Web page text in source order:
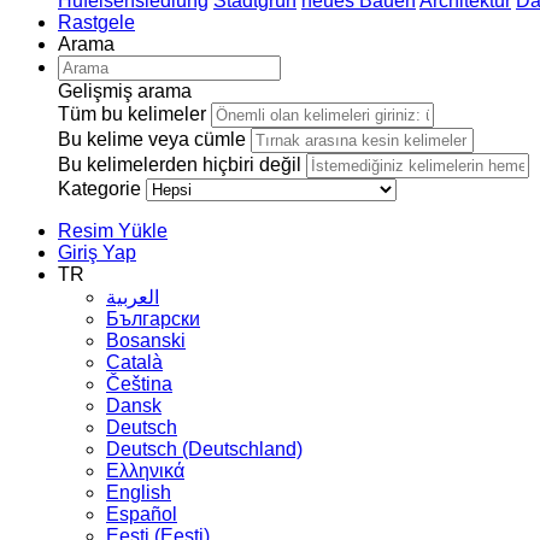
Rastgele
Arama
Gelişmiş arama
Tüm bu kelimeler
Bu kelime veya cümle
Bu kelimelerden hiçbiri değil
Kategorie
Resim Yükle
Giriş Yap
TR
العربية
Български
Bosanski
Сatalà
Čeština
Dansk
Deutsch
Deutsch (Deutschland)
Ελληνικά
English
Español
Eesti (Eesti)